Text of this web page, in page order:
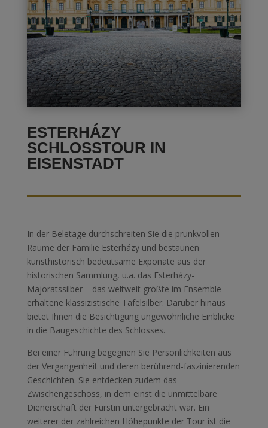
ESTERHÁZY
SCHLOSSTOUR IN
EISENSTADT
In der Beletage durchschreiten Sie die prunkvollen
Räume der Familie Esterházy und bestaunen
kunsthistorisch bedeutsame Exponate aus der
historischen Sammlung, u.a. das Esterházy-
Majoratssilber – das weltweit größte im Ensemble
erhaltene klassizistische Tafelsilber. Darüber hinaus
bietet Ihnen die Besichtigung ungewöhnliche Einblicke
in die Baugeschichte des Schlosses.
Bei einer Führung begegnen Sie Persönlichkeiten aus
der Vergangenheit und deren berührend-faszinierenden
Geschichten. Sie entdecken zudem das
Zwischengeschoss, in dem einst die unmittelbare
Dienerschaft der Fürstin untergebracht war. Ein
weiterer der zahlreichen Höhepunkte der Tour ist die